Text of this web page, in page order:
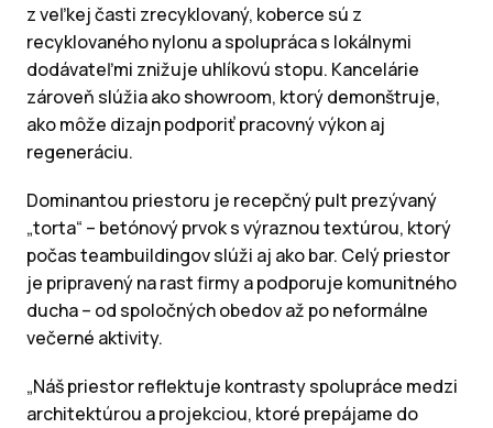
z veľkej časti zrecyklovaný, koberce sú z
recyklovaného nylonu a spolupráca s lokálnymi
dodávateľmi znižuje uhlíkovú stopu. Kancelárie
zároveň slúžia ako showroom, ktorý demonštruje,
ako môže dizajn podporiť pracovný výkon aj
regeneráciu.
Dominantou priestoru je recepčný pult prezývaný
„torta“ – betónový prvok s výraznou textúrou, ktorý
počas teambuildingov slúži aj ako bar. Celý priestor
je pripravený na rast firmy a podporuje komunitného
ducha – od spoločných obedov až po neformálne
večerné aktivity.
„Náš priestor reflektuje kontrasty spolupráce medzi
architektúrou a projekciou, ktoré prepájame do